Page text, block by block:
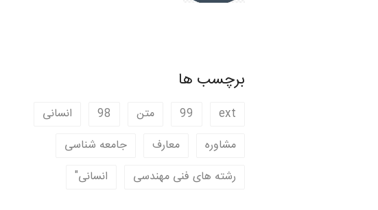
برچسب ها
ext
99 متن 98
انسانی
مشاوره
معارف
جامعه شناسی
رشته های فنی مهندسی
انسانی"